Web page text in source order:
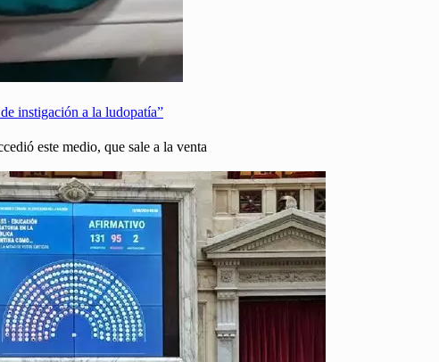
instigación a la ludopatía”
este medio, que sale a la venta